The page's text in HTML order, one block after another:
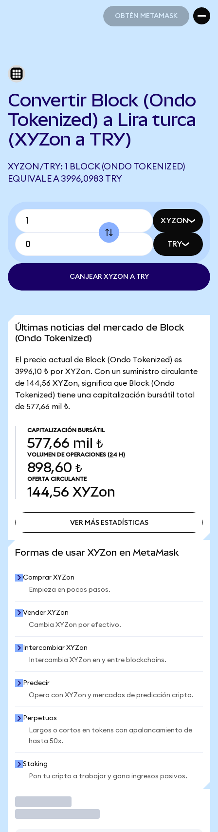
OBTÉN METAMASK
Convertir Block (Ondo
Tokenized) a Lira turca
(XYZon a TRY)
XYZON/TRY: 1 BLOCK (ONDO TOKENIZED)
EQUIVALE A 3996,0983 TRY
XYZON
TRY
CANJEAR XYZON A TRY
Últimas noticias del mercado de Block
(Ondo Tokenized)
El precio actual de Block (Ondo Tokenized) es
3996,10 ₺ por XYZon. Con un suministro circulante
de 144,56 XYZon, significa que Block (Ondo
Tokenized) tiene una capitalización bursátil total
de 577,66 mil ₺.
CAPITALIZACIÓN BURSÁTIL
577,66 mil ₺
VOLUMEN DE OPERACIONES (24 H)
898,60 ₺
OFERTA CIRCULANTE
144,56 XYZon
VER MÁS ESTADÍSTICAS
Formas de usar XYZon en MetaMask
Comprar XYZon
Empieza en pocos pasos.
Vender XYZon
Cambia XYZon por efectivo.
Intercambiar XYZon
Intercambia XYZon en y entre blockchains.
Predecir
Opera con XYZon y mercados de predicción cripto.
Perpetuos
Largos o cortos en tokens con apalancamiento de
hasta 50x.
Staking
Pon tu cripto a trabajar y gana ingresos pasivos.